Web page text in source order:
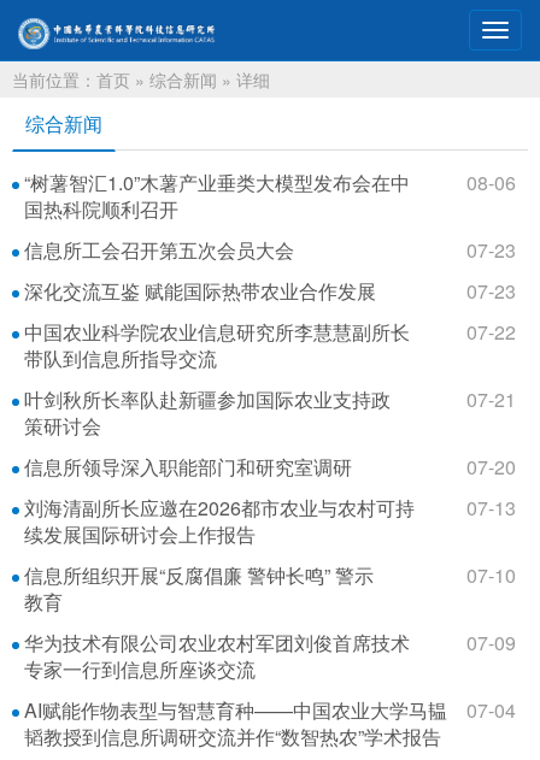
切
换
当前位置： 首页 » 综合新闻 » 详细
综合新闻
“树薯智汇1.0”木薯产业垂类大模型发布会在中
国热科院顺利召开
08-06
信息所工会召开第五次会员大会
07-23
深化交流互鉴 赋能国际热带农业合作发展
07-23
中国农业科学院农业信息研究所李慧慧副所长
带队到信息所指导交流
07-22
叶剑秋所长率队赴新疆参加国际农业支持政
策研讨会
07-21
信息所领导深入职能部门和研究室调研
07-20
刘海清副所长应邀在2026都市农业与农村可持
续发展国际研讨会上作报告
07-13
信息所组织开展“反腐倡廉 警钟长鸣” 警示
教育
07-10
华为技术有限公司农业农村军团刘俊首席技术
专家一行到信息所座谈交流
07-09
AI赋能作物表型与智慧育种——中国农业大学马韫
韬教授到信息所调研交流并作“数智热农”学术报告
07-04